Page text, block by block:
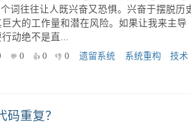
些建议，帮助你逐步理解并掌控这个系
统： 第一步：全局扫描，建立初步认知 代码...
0 0 0
代码库庞大且缺乏文档、技术栈老旧的电